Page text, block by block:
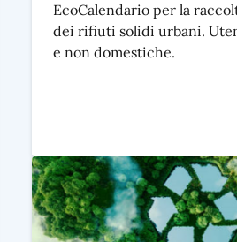
EcoCalendario per la
dei rifiuti solidi urbani.
e non domestiche.